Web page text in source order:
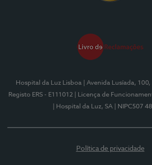
Hospital da Luz Lisboa | Avenida Lusíada,
Registo ERS - E111012
| Licença de
| Hospital da Luz, SA
| NIPC507
Política de privacidade